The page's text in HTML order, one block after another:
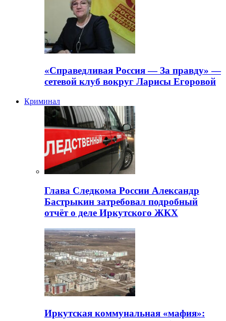
«Справедливая Россия — За правду» —
сетевой клуб вокруг Ларисы Егоровой
Криминал
Глава Следкома России Александр
Бастрыкин затребовал подробный
отчёт о деле Иркутского ЖКХ
Иркутская коммунальная «мафия»: